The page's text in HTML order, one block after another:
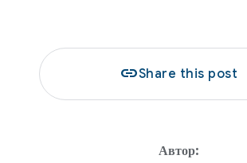
linkShare this post
Автор: